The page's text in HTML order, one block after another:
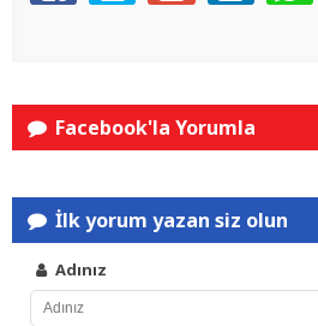
Facebook'la Yorumla
İlk yorum yazan siz olun
Adınız